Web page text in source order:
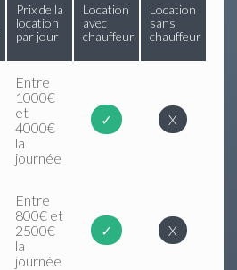
Prix de la
location
par jour
Location
avec
chauffeur
Location
sans
chauffeur
Entre
1000€
et
4000€
la
journée
✓ X
Entre
800€ et
2500€
la
journée
✓ X